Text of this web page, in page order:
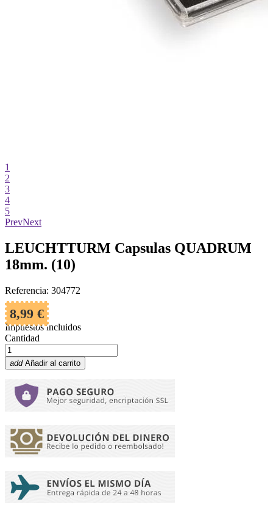
1
2
3
4
5
PrevNext
LEUCHTTURM Capsulas QUADRUM
18mm. (10)
Referencia: 304772
8,99 €
Impuestos incluidos
Cantidad
add Añadir al carrito